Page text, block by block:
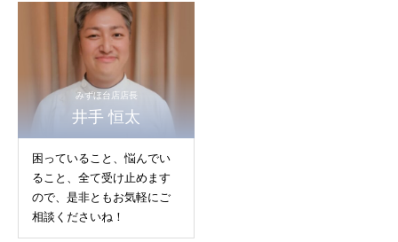
みずほ台店店長
井手 恒太
困っていること、悩んでい
ること、全て受け止めます
ので、是非ともお気軽にご
相談くださいね！